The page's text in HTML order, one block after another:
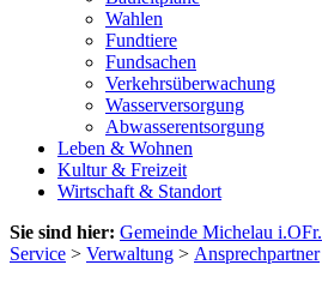
Wahlen
Fundtiere
Fundsachen
Verkehrsüberwachung
Wasserversorgung
Abwasserentsorgung
Leben & Wohnen
Kultur & Freizeit
Wirtschaft & Standort
Sie sind hier: Gemeinde Michelau i.OFr.
Service > Verwaltung > Ansprechpartner